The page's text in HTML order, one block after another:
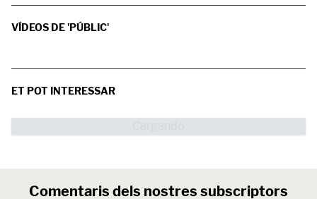
VÍDEOS DE 'PÚBLIC'
ET POT INTERESSAR
Comentaris dels nostres subscriptors